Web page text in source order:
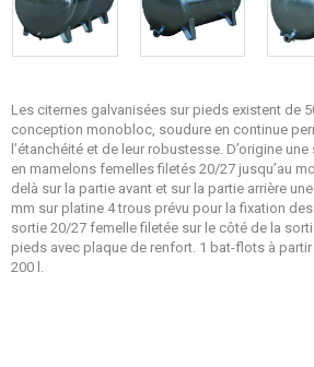
Les citernes galvanisées sur pieds existent de
conception monobloc, soudure en continue
l’étanchéité et de leur robustesse. D’origine
en mamelons femelles filetés 20/27 jusqu’au
delà sur la partie avant et sur la partie arrière
mm sur platine 4 trous prévu pour la fixation
sortie 20/27 femelle filetée sur le côté de la
pieds avec plaque de renfort. 1 bat-flots à partir
200 l.